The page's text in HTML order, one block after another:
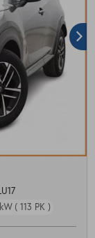
( 113 PK )